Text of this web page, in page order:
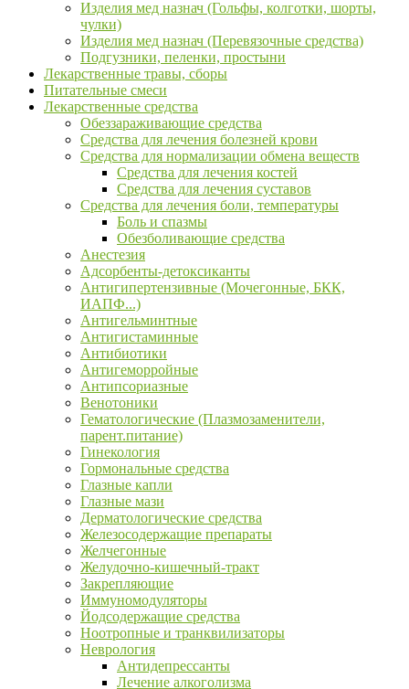
Изделия мед назнач (Гольфы, колготки, шорты,
чулки)
Изделия мед назнач (Перевязочные средства)
Подгузники, пеленки, простыни
Лекарственные травы, сборы
Питательные смеси
Лекарственные средства
Обеззараживающие средства
Средства для лечения болезней крови
Средства для нормализации обмена веществ
Средства для лечения костей
Средства для лечения суставов
Средства для лечения боли, температуры
Боль и спазмы
Обезболивающие средства
Анестезия
Адсорбенты-детоксиканты
Антигипертензивные (Мочегонные, БКК,
ИАПФ...)
Антигельминтные
Антигистаминные
Антибиотики
Антигеморройные
Антипсориазные
Венотоники
Гематологические (Плазмозаменители,
парент.питание)
Гинекология
Гормональные средства
Глазные капли
Глазные мази
Дерматологические средства
Железосодержащие препараты
Желчегонные
Желудочно-кишечный-тракт
Закрепляющие
Иммуномодуляторы
Йодсодержащие средства
Ноотропные и транквилизаторы
Неврология
Антидепрессанты
Лечение алкоголизма